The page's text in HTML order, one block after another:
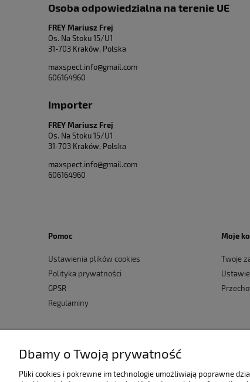
Osoba odpowiedzialna na terenie UE
FREY Mariusz Frej
Os. Na Stoku 15/U1
31-703 Kraków, Polska
maxspect.info@gmail.com
606164960
Importer
FREY Mariusz Frej
Os. Na Stoku 15/U1
31-703 Kraków, Polska
maxspect.info@gmail.com
606164960
Pomoc
Ustawienia plików cookies
Polityka prywatności
GPSR
Regulaminy
Moje
Twoje
Dbamy o Twoją prywatność
Pliki cookies i pokrewne im technologie umożliwiają poprawne